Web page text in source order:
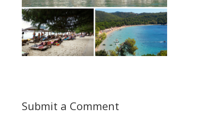
Submit a Comment